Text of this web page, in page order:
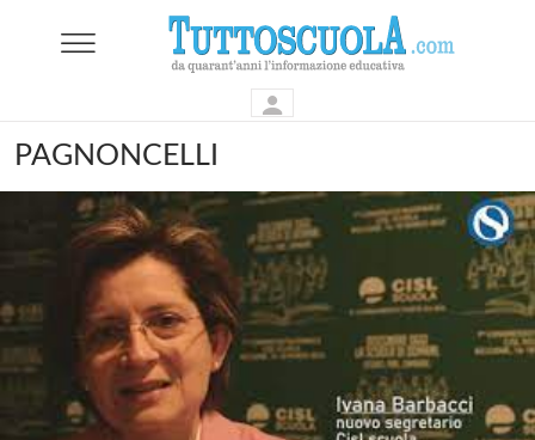
PAGNONCELLI